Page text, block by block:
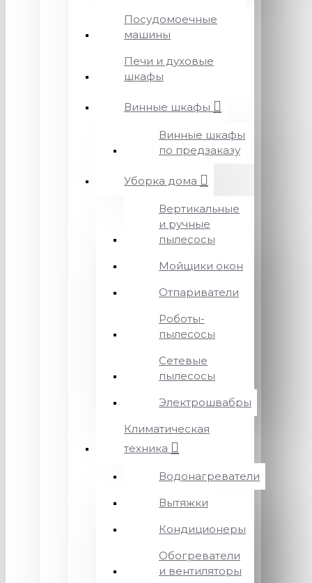
Посудомоечные
машины
Печи и духовые
шкафы
Винные шкафы
Винные шкафы
по предзаказу
Уборка дома
Вертикальные
и ручные
пылесосы
Мойщики окон
Отпариватели
Роботы-
пылесосы
Сетевые
пылесосы
Электрошвабры
Климатическая
техника
Водонагреватели
Вытяжки
Кондиционеры
Обогреватели
и вентиляторы